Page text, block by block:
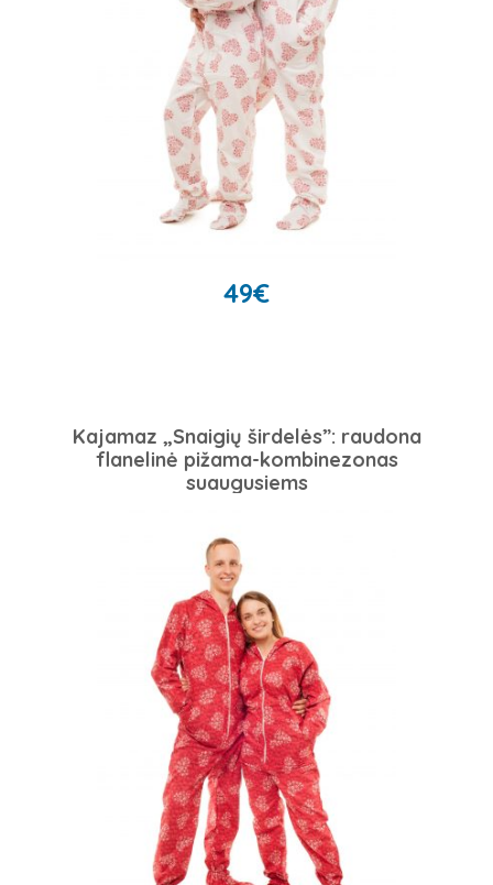
49€
Kajamaz „Snaigių širdelės”: raudona
flanelinė pižama-kombinezonas
suaugusiems